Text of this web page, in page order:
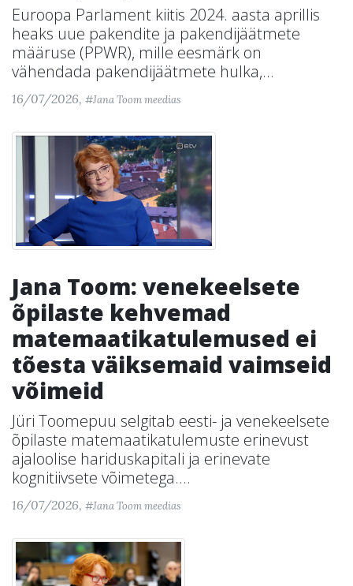
Euroopa Parlament kiitis 2024. aasta aprillis
heaks uue pakendite ja pakendijäätmete
määruse (PPWR), mille eesmärk on
vähendada pakendijäätmete hulka,...
16/07/2026, #Jana Toom meedias
Jana Toom: venekeelsete
õpilaste kehvemad
matemaatikatulemused ei
tõesta väiksemaid vaimseid
võimeid
Jüri Toomepuu selgitab eesti- ja venekeelsete
õpilaste matemaatikatulemuste erinevust
ajaloolise hariduskapitali ja erinevate
kognitiivsete võimetega....
16/07/2026, #Jana Toom meedias